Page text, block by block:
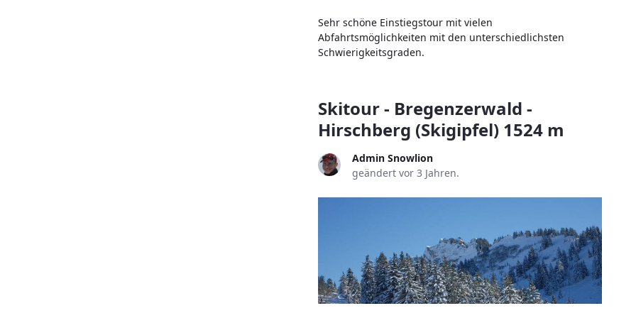
Sehr schöne Einstiegstour mit vielen
Abfahrtsmöglichkeiten mit den unterschiedlichsten
Schwierigkeitsgraden.
Skitour - Bregenzerwald -
Hirschberg (Skigipfel) 1524 m
Admin Snowlion
geändert vor 3 Jahren.